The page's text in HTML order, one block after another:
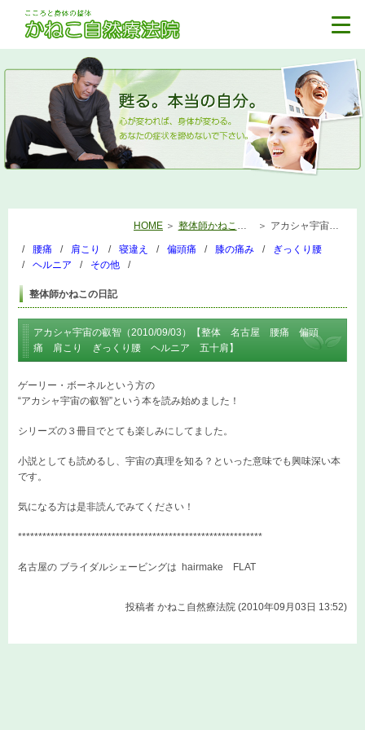
HOME 整体師かねこの日記 アカシャ宇宙の叡智（2010/09/03）【整体 名古屋 腰痛 偏頭痛 肩こり ぎっくり腰 ヘルニア 五十肩】
腰痛 肩こり 寝違え 偏頭痛 膝の痛み
ぎっくり腰
ヘルニア
その他
整体師かねこの日記
アカシャ宇宙の叡智（2010/09/03）【整体 名古屋 腰痛 偏頭
痛 肩こり ぎっくり腰 ヘルニア 五十肩】
ゲーリー・ボーネルという方の
“アカシャ宇宙の叡智”という本を読み始めました！
シリーズの３冊目でとても楽しみにしてました。
小説としても読めるし、宇宙の真理を知る？といった意味でも興味深い本
です。
気になる方は是非読んでみてください！
************************************************************
名古屋の ブライダルシェービングは hairmake FLAT
投稿者 かねこ自然療法院 (2010年09月03日 13:52)